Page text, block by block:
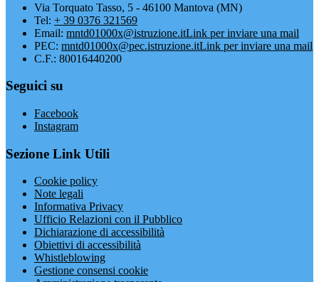
Via Torquato Tasso, 5 - 46100 Mantova (MN)
Tel: + 39 0376 321569
Email: mntd01000x@istruzione.itLink per inviare una mail
PEC: mntd01000x@pec.istruzione.itLink per inviare una mail
C.F.: 80016440200
Seguici su
Facebook
Instagram
Sezione Link Utili
Cookie policy
Note legali
Informativa Privacy
Ufficio Relazioni con il Pubblico
Dichiarazione di accessibilità
Obiettivi di accessibilità
Whistleblowing
Gestione consensi cookie